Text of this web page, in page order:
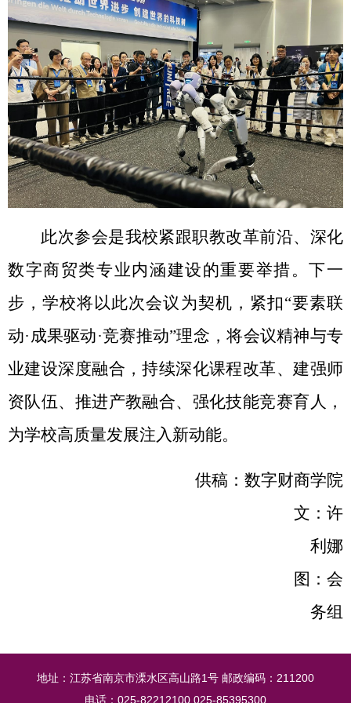
此次参会是我校紧跟职教改革前沿、深化
数字商贸类专业内涵建设的重要举措。下一
步，学校将以此次会议为契机，紧扣“要素联
动·成果驱动·竞赛推动”理念，将会议精神与专
业建设深度融合，持续深化课程改革、建强师
资队伍、推进产教融合、强化技能竞赛育人，
为学校高质量发展注入新动能。
供稿：数字财商学院
文：许
利娜
图：会
务组
地址：江苏省南京市溧水区高山路1号 邮政编码：211200
电话：025-82212100 025-85395300